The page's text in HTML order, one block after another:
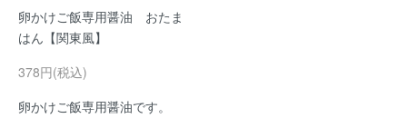
卵かけご飯専用醤油 おたま
はん【関東風】
378円(税込)
卵かけご飯専用醤油です。